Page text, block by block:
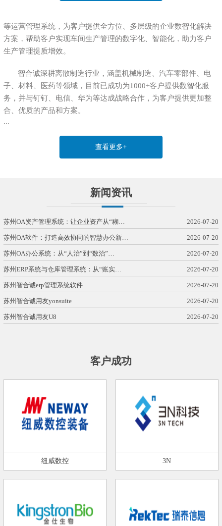
等运营管理系统，为客户提供全方位、多层级的企业数智化解决
方案，帮助客户实现车间生产管理的数字化、智能化，助力客户
生产管理提质增效。
智合诚深耕离散制造行业，涵盖机械制造、汽车零部件、电
子、材料、医药等领域，目前已成功为1000+客户提供数智化服
务，并与钉钉、电信、华为等达成战略合作，为客户提供更加整
合、优质的产品和方案。
...
查看更多+
新闻资讯
苏州OA资产管理系统：让企业资产从“糊… 2026-07-20
苏州OA软件：打造高效协同的智慧办公新… 2026-07-20
苏州OA办公系统：从“人治”到“数治”… 2026-07-20
苏州ERP系统与仓库管理系统：从“账实… 2026-07-20
苏州智合诚erp管理系统软件 2026-07-20
苏州智合诚用友yonsuite 2026-07-20
苏州智合诚用友U8 2026-07-20
客户成功
纽威数控 3N